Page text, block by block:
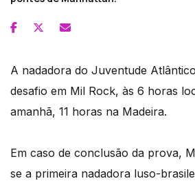
A nadadora do Juventude
desafio em Mil Rock, às 6 horas
amanhã, 11 horas na Madeira.
Em caso de conclusão da prova,
se a primeira nadadora luso-